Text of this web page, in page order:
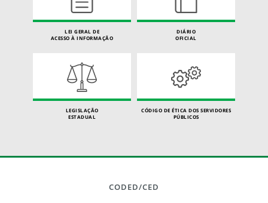
LEI GERAL DE
ACESSO À INFORMAÇÃO
DIÁRIO
OFICIAL
LEGISLAÇÃO
ESTADUAL
CÓDIGO DE ÉTICA DOS SERVIDORES
PÚBLICOS
CODED/CED